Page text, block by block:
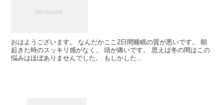
おはようございます。 なんだかここ2日間睡眠の質が悪いです。 朝
起きた時のスッキリ感がなく、 頭が痛いです。 思えば冬の間はこの
悩みはほぼありませんでした。 もしかした...